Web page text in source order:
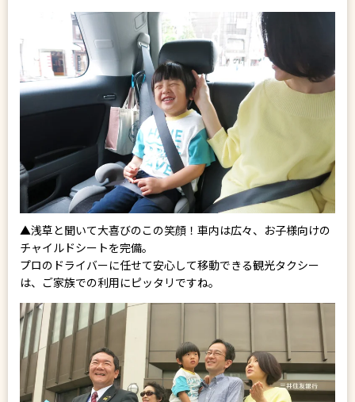
▲浅草と聞いて大喜びのこの笑顔！車内は広々、お子様向けの
チャイルドシートを完備。
プロのドライバーに任せて安心して移動できる観光タクシー
は、ご家族での利用にピッタリですね。